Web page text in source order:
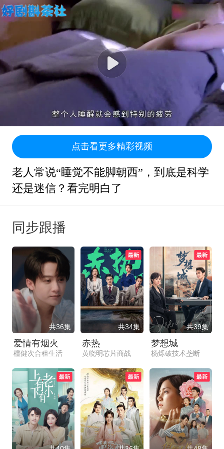
点击看更多精彩视频
老人常说“睡觉不能脚朝西”，到底是科学
还是迷信？看完明白了
同步跟播
共36集
爱情有烟火
檀健次合租生活
共34集
赤热
黄晓明芯片商战
共39集
梦想城
杨烁破技术垄断